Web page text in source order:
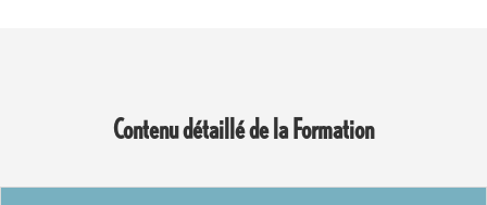
Contenu détaillé de la Formation